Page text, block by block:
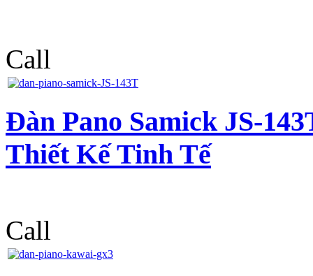
Call
Đàn Pano Samick JS-
Thiết Kế Tinh Tế
Call